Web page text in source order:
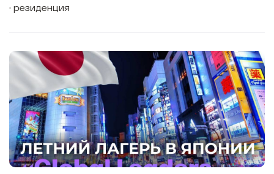
резиденция